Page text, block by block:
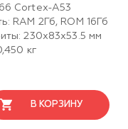
Cortex-A53
RAM 2Гб, ROM 16Гб
230х83х53.5 мм
кг
В КОРЗИНУ